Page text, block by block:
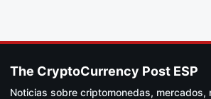
The CryptoCurrency Post ESP
Noticias sobre criptomonedas, mercados,